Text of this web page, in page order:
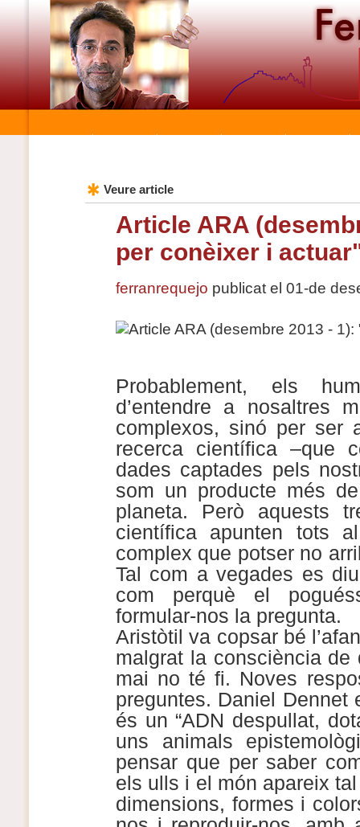
Veure article
Article ARA
per conèixer i
ferranrequejo publicat el 01-de
Probablement, els
d’entendre a nosaltres
complexos, sinó per ser
recerca científica –que
dades captades pels
som un producte més
planeta. Però aquests
científica apunten tots
complex que potser no
Tal com a vegades es
com perquè el
formular-nos la pregunta.
Aristòtil va copsar bé
malgrat la consciència de
mai no té fi. Noves
preguntes. Daniel
és un “ADN despullat,
uns animals
pensar que per saber
els ulls i el món apareix
dimensions, formes i